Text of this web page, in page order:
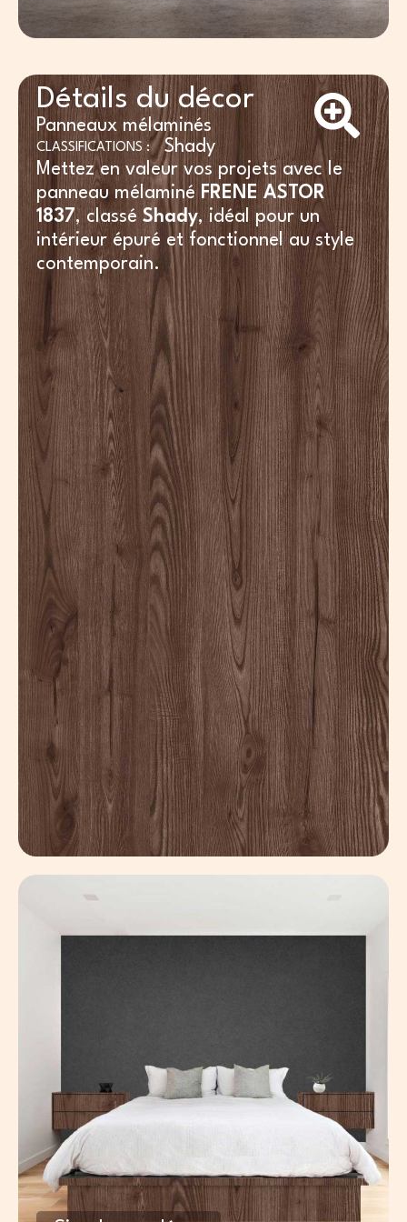
Détails du décor
Panneaux mélaminés
CLASSIFICATIONS :
Shady
Mettez en valeur vos projets avec le
panneau mélaminé FRENE ASTOR
1837, classé Shady, idéal pour un
intérieur épuré et fonctionnel au style
contemporain.